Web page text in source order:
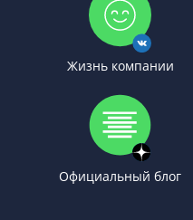
Жизнь компании
Официальный блог